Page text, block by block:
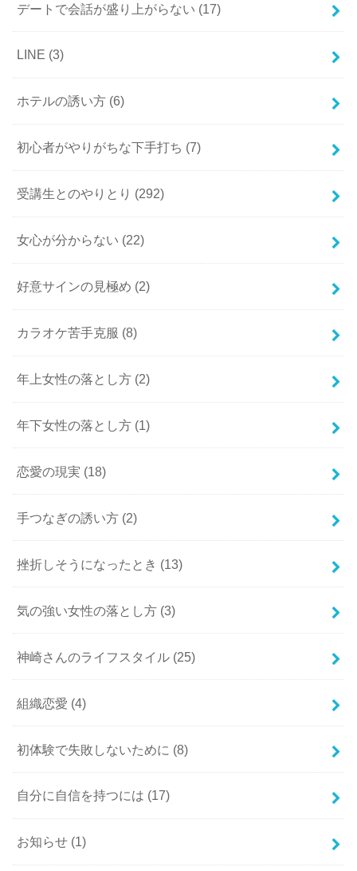
デートで会話が盛り上がらない (17)
LINE (3)
ホテルの誘い方 (6)
初心者がやりがちな下手打ち (7)
受講生とのやりとり (292)
女心が分からない (22)
好意サインの見極め (2)
カラオケ苦手克服 (8)
年上女性の落とし方 (2)
年下女性の落とし方 (1)
恋愛の現実 (18)
手つなぎの誘い方 (2)
挫折しそうになったとき (13)
気の強い女性の落とし方 (3)
神崎さんのライフスタイル (25)
組織恋愛 (4)
初体験で失敗しないために (8)
自分に自信を持つには (17)
お知らせ (1)